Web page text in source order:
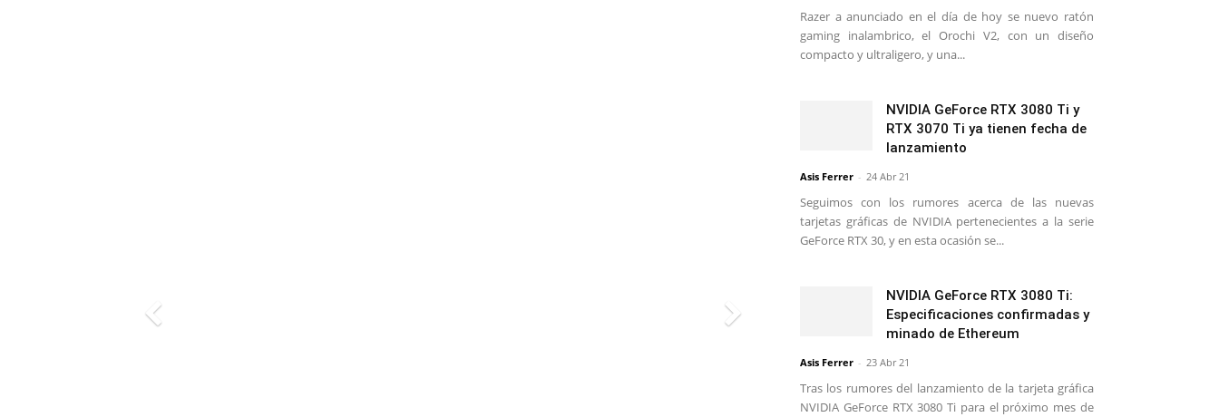
Razer a anunciado en el día de hoy se nuevo ratón
gaming inalambrico, el Orochi V2, con un diseño
compacto y ultraligero, y una...
NVIDIA GeForce RTX 3080 Ti y
RTX 3070 Ti ya tienen fecha de
lanzamiento
Asis Ferrer - 24 Abr 21
Seguimos con los rumores acerca de las nuevas
tarjetas gráficas de NVIDIA pertenecientes a la serie
GeForce RTX 30, y en esta ocasión se...
NVIDIA GeForce RTX 3080 Ti:
Especificaciones confirmadas y
minado de Ethereum
Asis Ferrer - 23 Abr 21
Tras los rumores del lanzamiento de la tarjeta gráfica
NVIDIA GeForce RTX 3080 Ti para el próximo mes de